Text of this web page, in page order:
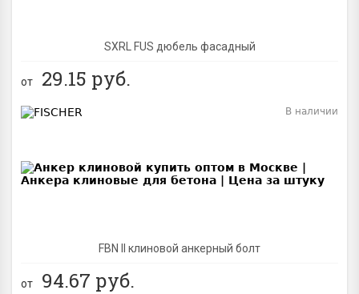
SXRL FUS дюбель фасадный
от 29.15 руб.
FBN II клиновой анкерный болт
В наличии
от 94.67 руб.